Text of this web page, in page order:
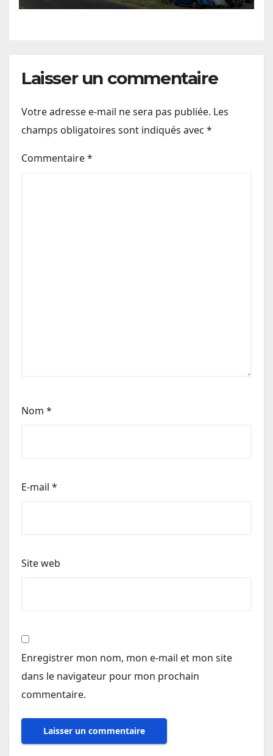
Laisser un commentaire
Votre adresse e-mail ne sera pas publiée. Les
champs obligatoires sont indiqués avec *
Commentaire*
Nom *
E-mail *
Site web
Enregistrer mon nom, mon e-mail et mon site
dans le navigateur pour mon prochain
commentaire.